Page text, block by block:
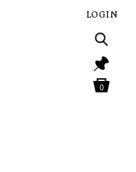
LOGIN
0